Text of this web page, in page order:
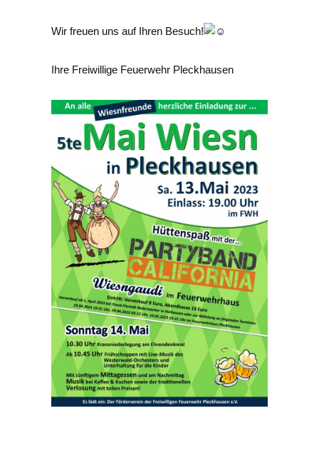
Wir freuen uns auf Ihren Besuch!
Ihre Freiwillige Feuerwehr Pleckhausen